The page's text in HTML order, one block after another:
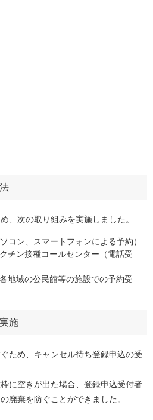
、次の取り組みを実施しました。
コン、スマートフォンによる予約）
チン接種コールセンター（電話受
地域の公民館等の施設での予約受
施
ため、キャンセル待ち登録申込の受
に空きが出た場合、登録申込受付者
廃棄を防ぐことができました。